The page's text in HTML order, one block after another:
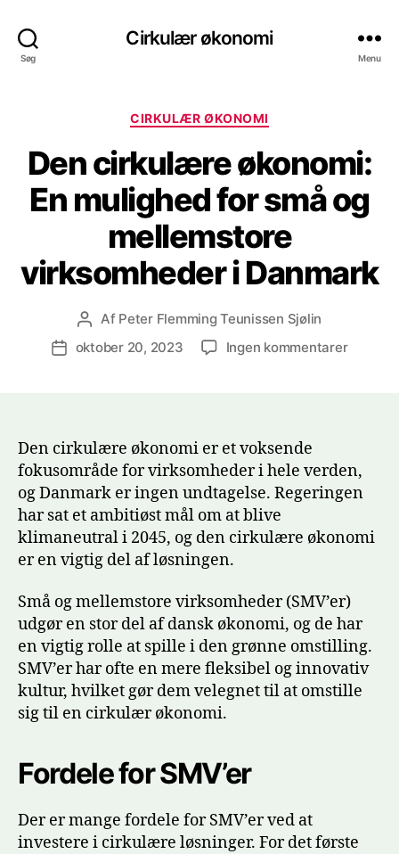
Søg
Cirkulær økonomi
Menu
Kategorier
CIRKULÆR ØKONOMI
Den cirkulære økonomi:
En mulighed for små og
mellemstore
virksomheder i Danmark
Indlægsforfatter
Af Peter Flemming Teunissen Sjølin
Indlægsdato
oktober 20, 2023 Ingen kommentarertil
for
små
og
Den cirkulære økonomi er et voksende
fokusområde for virksomheder i hele verden,
og Danmark er ingen undtagelse. Regeringen
har sat et ambitiøst mål om at blive
klimaneutral i 2045, og den cirkulære økonomi
er en vigtig del af løsningen.
Små og mellemstore virksomheder (SMV’er)
udgør en stor del af dansk økonomi, og de har
en vigtig rolle at spille i den grønne omstilling.
SMV’er har ofte en mere fleksibel og innovativ
kultur, hvilket gør dem velegnet til at omstille
sig til en cirkulær økonomi.
Fordele for SMV’er
Der er mange fordele for SMV’er ved at
investere i cirkulære løsninger. For det første